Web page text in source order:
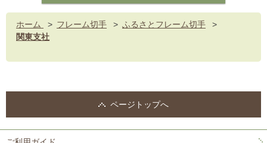
ホーム > フレーム切手 > ふるさとフレーム切手
>
関東支社
ページトップへ